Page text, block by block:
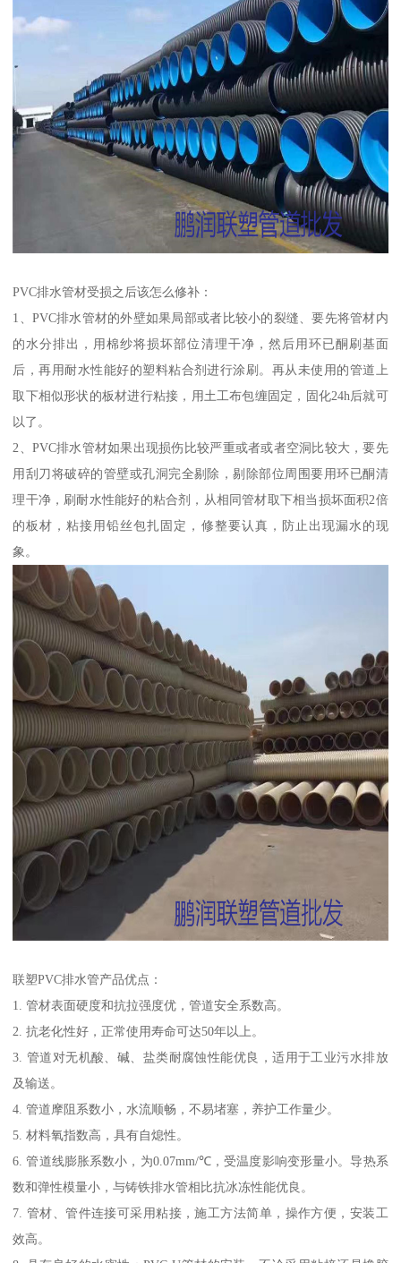
PVC排水管材受损之后该怎么修补：
1、PVC排水管材的外壁如果局部或者比较小的裂缝、要先将管材内
的水分排出，用棉纱将损坏部位清理干净，然后用环已酮刷基面
后，再用耐水性能好的塑料粘合剂进行涂刷。再从未使用的管道上
取下相似形状的板材进行粘接，用土工布包缠固定，固化24h后就可
以了。
2、PVC排水管材如果出现损伤比较严重或者或者空洞比较大，要先
用刮刀将破碎的管壁或孔洞完全剔除，剔除部位周围要用环已酮清
理干净，刷耐水性能好的粘合剂，从相同管材取下相当损坏面积2倍
的板材，粘接用铅丝包扎固定，修整要认真，防止出现漏水的现
象。
联塑PVC排水管产品优点：
1. 管材表面硬度和抗拉强度优，管道安全系数高。
2. 抗老化性好，正常使用寿命可达50年以上。
3. 管道对无机酸、碱、盐类耐腐蚀性能优良，适用于工业污水排放
及输送。
4. 管道摩阻系数小，水流顺畅，不易堵塞，养护工作量少。
5. 材料氧指数高，具有自熄性。
6. 管道线膨胀系数小，为0.07mm/℃，受温度影响变形量小。导热系
数和弹性模量小，与铸铁排水管相比抗冰冻性能优良。
7. 管材、管件连接可采用粘接，施工方法简单，操作方便，安装工
效高。